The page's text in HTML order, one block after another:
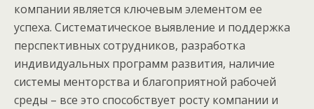
компании является ключевым элементом ее
успеха. Систематическое выявление и поддержка
перспективных сотрудников, разработка
индивидуальных программ развития, наличие
системы менторства и благоприятной рабочей
среды – все это способствует росту компании и